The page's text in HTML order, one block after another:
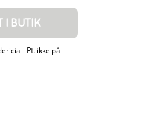
I BUTIK
- Pt. ikke på